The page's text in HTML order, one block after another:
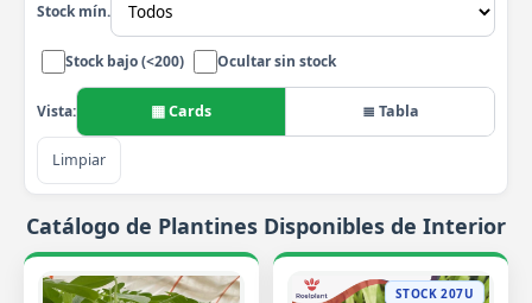
Stock mín.
Stock bajo (<200) Ocultar sin stock
Vista: ▦ Cards ≣ Tabla
Limpiar
Catálogo de Plantines Disponibles de Interior
STOCK 207U